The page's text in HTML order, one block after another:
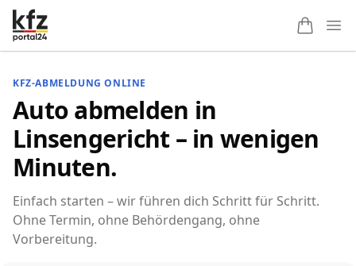
KFZ-ABMELDUNG ONLINE
Auto abmelden in
Linsengericht – in wenigen
Minuten.
Einfach starten – wir führen dich Schritt für Schritt.
Ohne Termin, ohne Behördengang, ohne
Vorbereitung.